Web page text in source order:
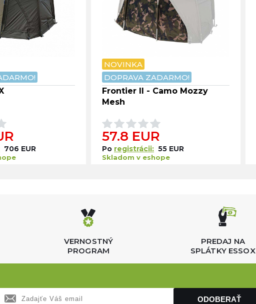
706 EUR
NOVINKA
DOPRAVA ZADARMO!
Frontier II - Camo Mozzy
Mesh
57.8 EUR
Po registrácii: 55 EUR
Skladom v eshope
VERNOSTNÝ
PROGRAM
PREDAJ NA
SPLÁTKY ESSOX
ODOBERAŤ